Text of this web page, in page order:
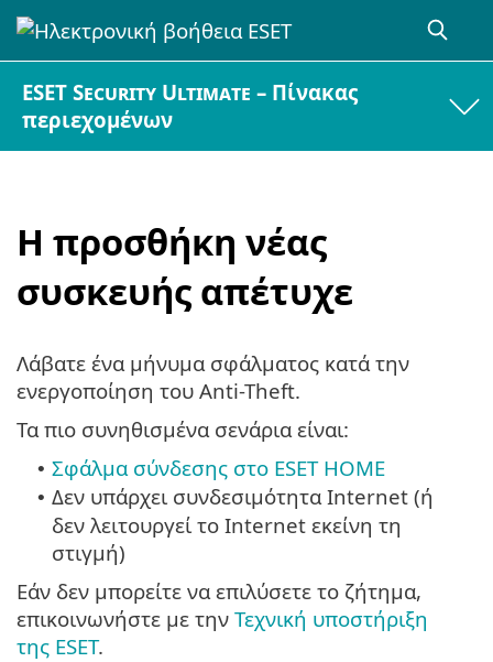
ESET Security Ultimate – Πίνακας
περιεχομένων
Η προσθήκη νέας
συσκευής απέτυχε
Λάβατε ένα μήνυμα σφάλματος κατά την
ενεργοποίηση του Anti-Theft.
Τα πιο συνηθισμένα σενάρια είναι:
• Σφάλμα σύνδεσης στο ESET HOME
• Δεν υπάρχει συνδεσιμότητα Internet (ή
δεν λειτουργεί το Internet εκείνη τη
στιγμή)
Εάν δεν μπορείτε να επιλύσετε το ζήτημα,
επικοινωνήστε με την Τεχνική υποστήριξη
της ESET.